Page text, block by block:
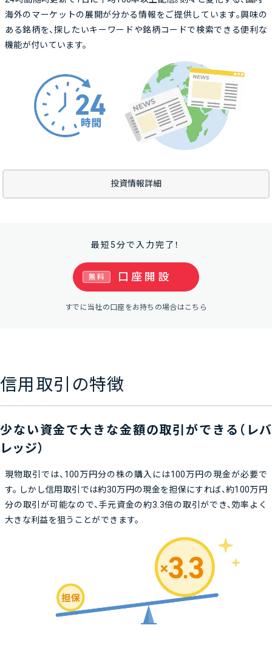
海外のマーケットの展開が分かる情報をご提供しています。興味の
ある銘柄を、探したいキーワードや銘柄コードで検索できる便利な
機能が付いています。
投資情報詳細
最短5分で入力完了！
口座開設
無料
すでに当社の口座をお持ちの場合はこちら
信用取引の特徴
少ない資金で大きな金額の取引ができる（レバ
レッジ）
現物取引では、100万円分の株の購入には100万円の現金が必要で
す。 しかし信用取引では約30万円の現金を担保にすれば、約100万円
分の取引が可能なので、手元資金の約3.3倍の取引ができ、効率よく
大きな利益を狙うことができます。